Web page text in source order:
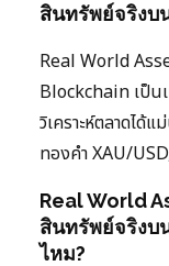
สินทรัพย์จริงบ
Real World
Blockchain เป็น
วิเคราะห์ตลาดได้
ทองคำ XAU/
Real World
สินทรัพย์จริงบ
ไหม?